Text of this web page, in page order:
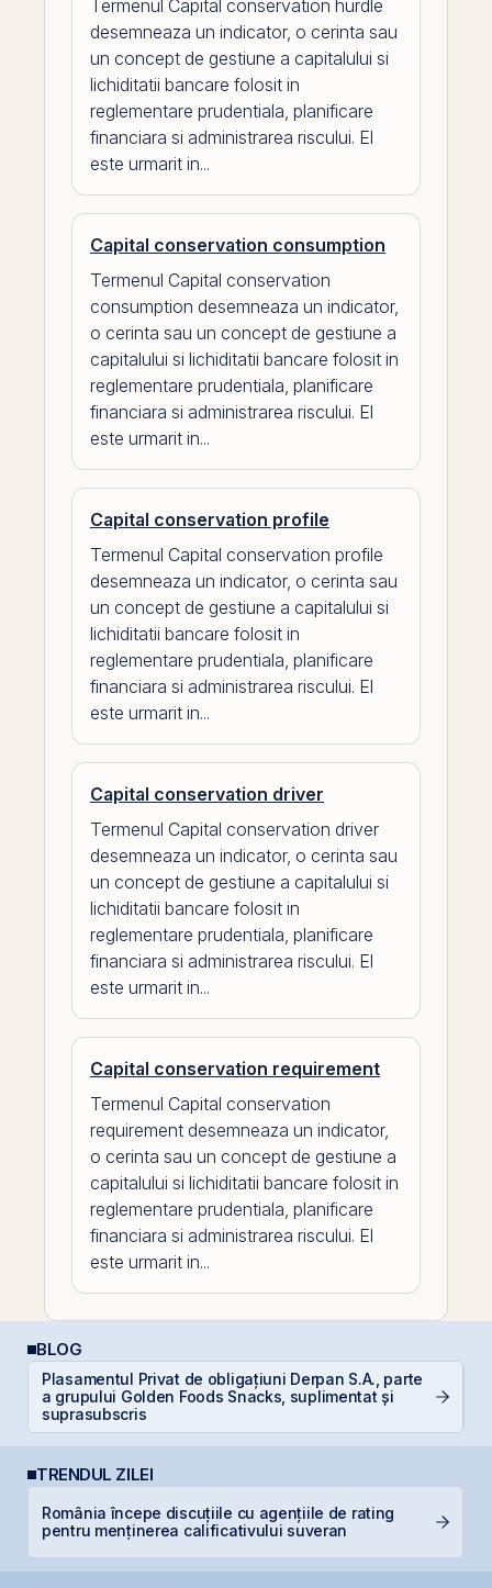
Termenul Capital conservation hurdle
desemneaza un indicator, o cerinta sau
un concept de gestiune a capitalului si
lichiditatii bancare folosit in
reglementare prudentiala, planificare
financiara si administrarea riscului. El
este urmarit in...
Capital conservation consumption
Termenul Capital conservation
consumption desemneaza un indicator,
o cerinta sau un concept de gestiune a
capitalului si lichiditatii bancare folosit in
reglementare prudentiala, planificare
financiara si administrarea riscului. El
este urmarit in...
Capital conservation profile
Termenul Capital conservation profile
desemneaza un indicator, o cerinta sau
un concept de gestiune a capitalului si
lichiditatii bancare folosit in
reglementare prudentiala, planificare
financiara si administrarea riscului. El
este urmarit in...
Capital conservation driver
Termenul Capital conservation driver
desemneaza un indicator, o cerinta sau
un concept de gestiune a capitalului si
lichiditatii bancare folosit in
reglementare prudentiala, planificare
financiara si administrarea riscului. El
este urmarit in...
Capital conservation requirement
Termenul Capital conservation
requirement desemneaza un indicator,
o cerinta sau un concept de gestiune a
capitalului si lichiditatii bancare folosit in
reglementare prudentiala, planificare
financiara si administrarea riscului. El
este urmarit in...
BLOG
Plasamentul Privat de obligațiuni Derpan S.A., parte
a grupului Golden Foods Snacks, suplimentat și
suprasubscris
TRENDUL ZILEI
România începe discuțiile cu agențiile de rating
pentru menținerea calificativului suveran